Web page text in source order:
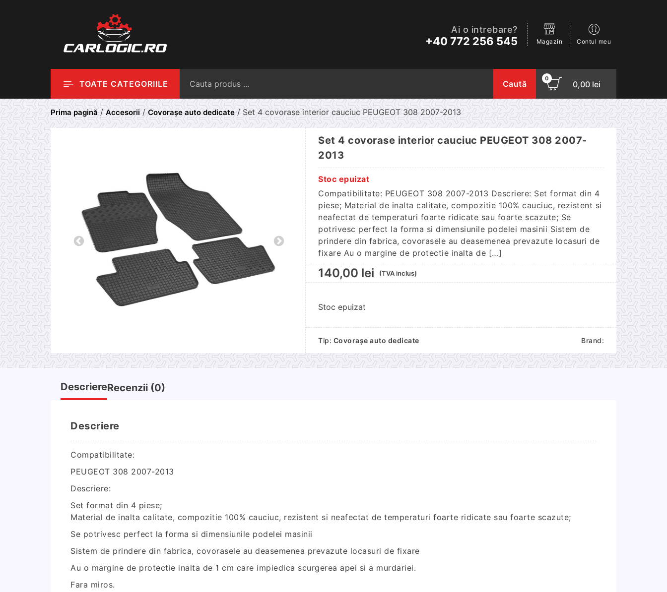
Ai o intrebare?
+40 772 256 545 Magazin Contul meu
TOATE CATEGORIILE Caută
0
0,00 lei
Prima pagină/Accesorii/Covorașe auto dedicate/ Set 4 covorase interior cauciuc PEUGEOT 308 2007-2013
Set 4 covorase interior cauciuc PEUGEOT 308 2007-
2013
Stoc epuizat
Compatibilitate: PEUGEOT 308 2007-2013 Descriere: Set format din 4
piese; Material de inalta calitate, compozitie 100% cauciuc, rezistent si
neafectat de temperaturi foarte ridicate sau foarte scazute; Se
potrivesc perfect la forma si dimensiunile podelei masinii Sistem de
prindere din fabrica, covorasele au deasemenea prevazute locasuri de
fixare Au o margine de protectie inalta de […]
140,00 lei (TVA inclus)
Stoc epuizat
Tip: Covorașe auto dedicate Brand:
DescriereRecenzii (0)
Descriere
Compatibilitate:
PEUGEOT 308 2007-2013
Descriere:
Set format din 4 piese;
Material de inalta calitate, compozitie 100% cauciuc, rezistent si neafectat de temperaturi foarte ridicate sau foarte scazute;
Se potrivesc perfect la forma si dimensiunile podelei masinii
Sistem de prindere din fabrica, covorasele au deasemenea prevazute locasuri de fixare
Au o margine de protectie inalta de 1 cm care impiedica scurgerea apei si a murdariei.
Fara miros.